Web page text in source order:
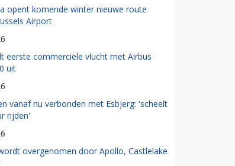
opent komende winter nieuwe route
Airport
eerste commerciële vlucht met Airbus
uit
vanaf nu verbonden met Esbjerg: 'scheelt
rijden'
overgenomen door Apollo, Castlelake